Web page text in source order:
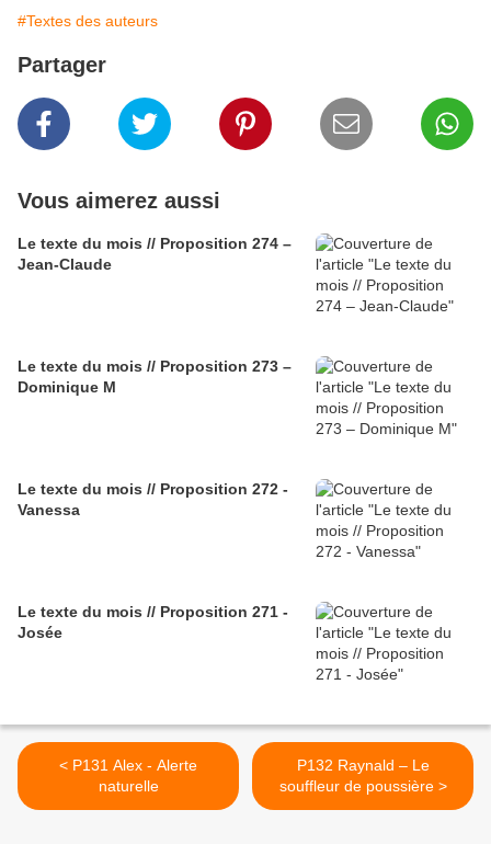
#Textes des auteurs
Partager
Vous aimerez aussi
Le texte du mois // Proposition 274 –
Jean-Claude
Le texte du mois // Proposition 273 –
Dominique M
Le texte du mois // Proposition 272 -
Vanessa
Le texte du mois // Proposition 271 -
Josée
< P131 Alex - Alerte
naturelle
P132 Raynald – Le
souffleur de poussière >